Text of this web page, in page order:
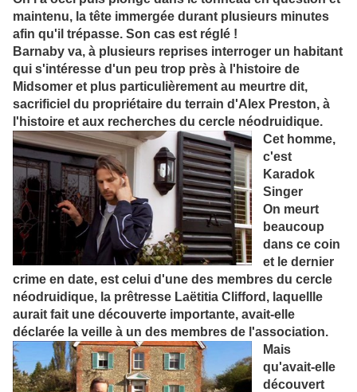
maintenu, la tête immergée durant plusieurs minutes
afin qu'il trépasse. Son cas est réglé !
Barnaby va, à plusieurs reprises interroger un habitant
qui s'intéresse d'un peu trop près à l'histoire de
Midsomer et plus particulièrement au meurtre dit,
sacrificiel du propriétaire du terrain d'Alex Preston, à
l'histoire et aux recherches du cercle néodruidique.
Cet homme,
c'est
Karadok
Singer
On meurt
beaucoup
dans ce coin
et le dernier
crime en date, est celui d'une des membres du cercle
néodruidique, la prêtresse Laëtitia Clifford, laquellle
aurait fait une découverte importante, avait-elle
déclarée la veille à un des membres de l'association.
Mais
qu'avait-elle
découvert